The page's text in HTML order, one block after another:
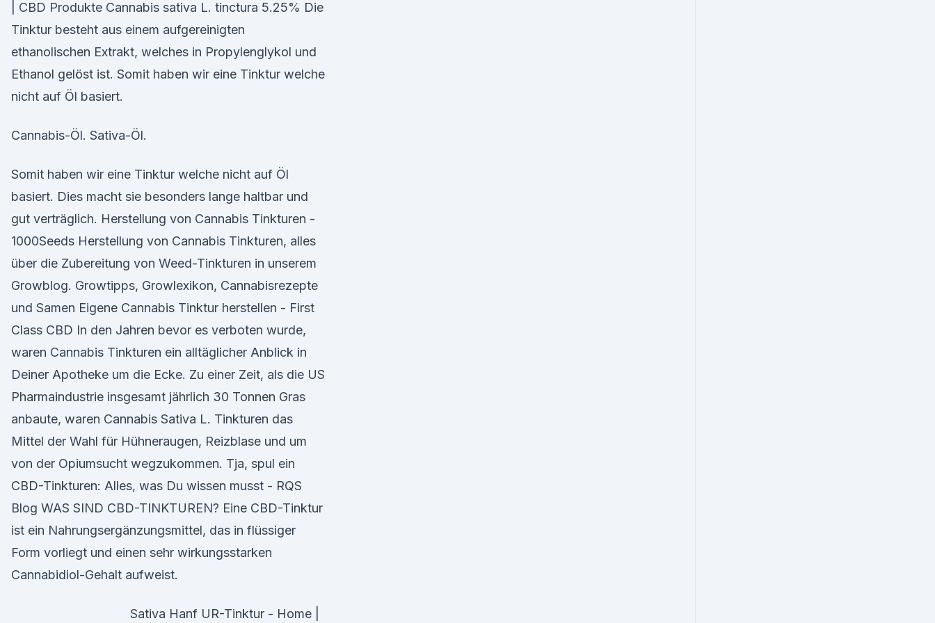
| CBD Produkte Cannabis sativa L. tinctura 5.25% Die
Tinktur besteht aus einem aufgereinigten
ethanolischen Extrakt, welches in Propylenglykol und
Ethanol gelöst ist. Somit haben wir eine Tinktur welche
nicht auf Öl basiert.
Cannabis-Öl. Sativa-Öl.
Somit haben wir eine Tinktur welche nicht auf Öl
basiert. Dies macht sie besonders lange haltbar und
gut verträglich. Herstellung von Cannabis Tinkturen -
1000Seeds Herstellung von Cannabis Tinkturen, alles
über die Zubereitung von Weed-Tinkturen in unserem
Growblog. Growtipps, Growlexikon, Cannabisrezepte
und Samen Eigene Cannabis Tinktur herstellen - First
Class CBD In den Jahren bevor es verboten wurde,
waren Cannabis Tinkturen ein alltäglicher Anblick in
Deiner Apotheke um die Ecke. Zu einer Zeit, als die US
Pharmaindustrie insgesamt jährlich 30 Tonnen Gras
anbaute, waren Cannabis Sativa L. Tinkturen das
Mittel der Wahl für Hühneraugen, Reizblase und um
von der Opiumsucht wegzukommen. Tja, spul ein
CBD-Tinkturen: Alles, was Du wissen musst - RQS
Blog WAS SIND CBD-TINKTUREN? Eine CBD-Tinktur
ist ein Nahrungsergänzungsmittel, das in flüssiger
Form vorliegt und einen sehr wirkungsstarken
Cannabidiol-Gehalt aufweist.
Sativa Hanf UR-Tinktur - Home |